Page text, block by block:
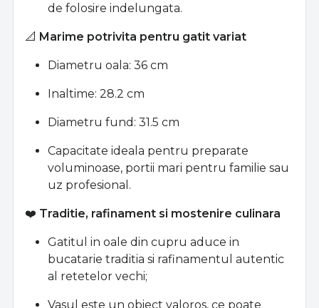
de folosire indelungata.
📐 Marime potrivita pentru gatit variat
Diametru oala: 36 cm
Inaltime: 28.2 cm
Diametru fund: 31.5 cm
Capacitate ideala pentru preparate
voluminoase, portii mari pentru familie sau
uz profesional.
❤️ Traditie, rafinament si mostenire culinara
Gatitul in oale din cupru aduce in
bucatarie traditia si rafinamentul autentic
al retetelor vechi;
Vasul este un obiect valoros, ce poate